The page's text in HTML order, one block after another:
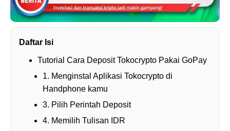
Daftar Isi
Tutorial Cara Deposit Tokocrypto Pakai GoPay
1. Menginstal Aplikasi Tokocrypto di
Handphone kamu
3. Pilih Perintah Deposit
4. Memilih Tulisan IDR